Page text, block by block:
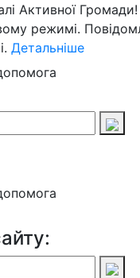
Активної
режимі.
Детальніше